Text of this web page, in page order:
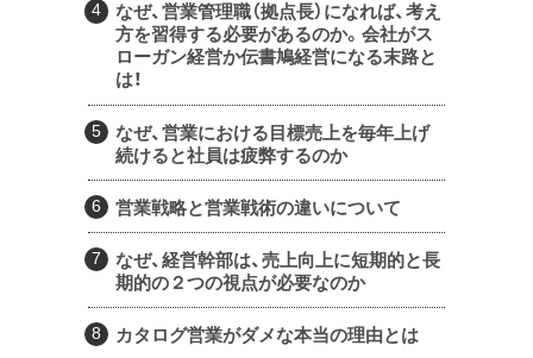
なぜ、営業管理職（拠点長）になれば、考え
方を習得する必要があるのか。会社がス
ローガン経営か伝書鳩経営になる末路と
は！
なぜ、営業における目標売上を毎年上げ
続けると社員は疲弊するのか
営業戦略と営業戦術の違いについて
なぜ、経営幹部は、売上向上に短期的と長
期的の２つの視点が必要なのか
カタログ営業がダメな本当の理由とは